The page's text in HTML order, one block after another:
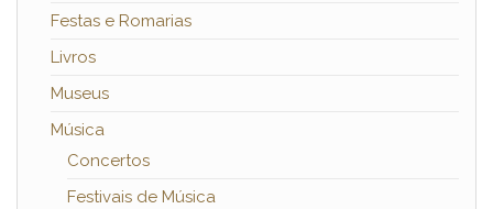
Festas e Romarias
Livros
Museus
Música
Concertos
Festivais de Música